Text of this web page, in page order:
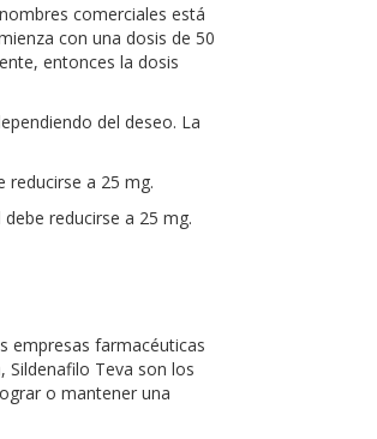
comerciales está
con una dosis de 50
entonces la dosis
del deseo. La
reducirse a 25 mg.
reducirse a 25 mg.
empresas farmacéuticas
Sildenafilo Teva son los
o mantener una